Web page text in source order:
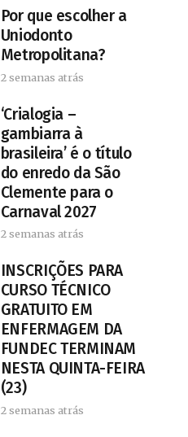
Por que escolher a
Uniodonto
Metropolitana?
2 semanas atrás
‘Crialogia –
gambiarra à
brasileira’ é o título
do enredo da São
Clemente para o
Carnaval 2027
2 semanas atrás
INSCRIÇÕES PARA
CURSO TÉCNICO
GRATUITO EM
ENFERMAGEM DA
FUNDEC TERMINAM
NESTA QUINTA-FEIRA
(23)
2 semanas atrás